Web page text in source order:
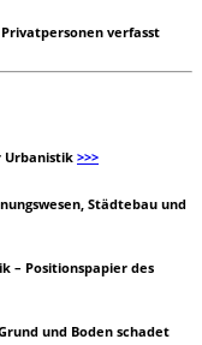
verfasst
Urbanistik >>>
Städtebau und
– Positionspapier des
und Boden schadet